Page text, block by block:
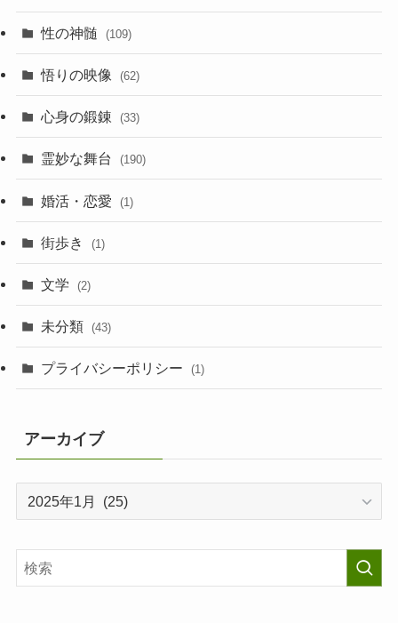
性の神髄 (109)
悟りの映像 (62)
心身の鍛錬 (33)
霊妙な舞台 (190)
婚活・恋愛 (1)
街歩き (1)
文学 (2)
未分類 (43)
プライバシーポリシー (1)
アーカイブ
イ